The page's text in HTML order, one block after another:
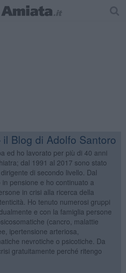
Blog di Adolfo Santoro
ed ho lavorato per più di 40 anni
dal 1991 al 2017 sono stato
di secondo livello. Dal
in pensione e ho continuato a
in crisi alla ricerca della
Ho tenuto numerosi gruppi
e con la famiglia persone
(cancro, malattie
ipertensione arteriosa,
nevrotiche o psicotiche. Da
gratuitamente perché ritengo